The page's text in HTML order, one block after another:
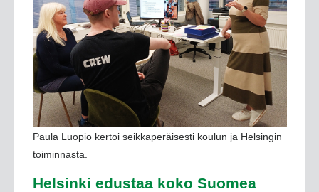
Paula Luopio kertoi seikkaperäisesti koulun ja Helsingin
toiminnasta.
Helsinki edustaa koko Suomea